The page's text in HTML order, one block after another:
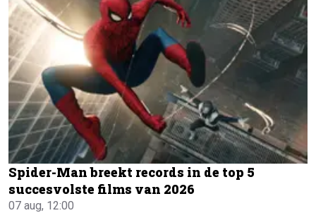
Spider-Man breekt records in de top 5
succesvolste films van 2026
07 aug, 12:00